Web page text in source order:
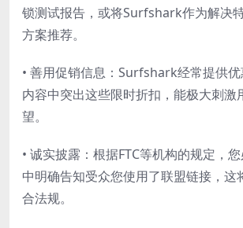
锁测试报告，或将Surfshark作为解决
方案推荐。
• 善用促销信息：Surfshark经常提供
内容中突出这些限时折扣，能极大刺激
望。
• 诚实披露：根据FTC等机构的规定，
中明确告知受众您使用了联盟链接，这
合法规。